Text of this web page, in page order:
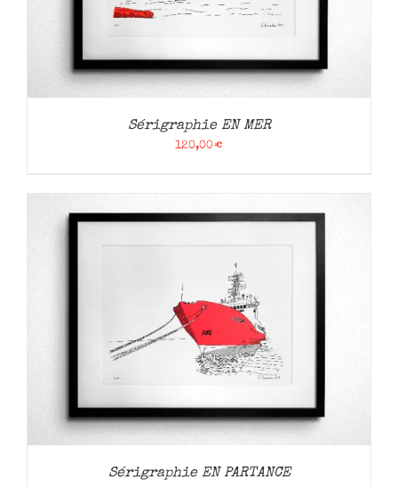
Sérigraphie EN MER
120,00€
Sérigraphie EN PARTANCE